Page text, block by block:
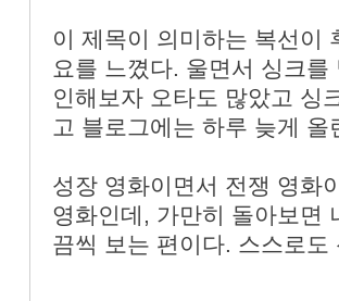
이 제목이 의미하는 복선이
요를 느꼈다. 울면서 싱크
인해보자 오타도 많았고 싱
고 블로그에는 하루 늦게 올
성장 영화이면서 전쟁 영화
영화인데, 가만히 돌아보면
끔씩 보는 편이다. 스스로도